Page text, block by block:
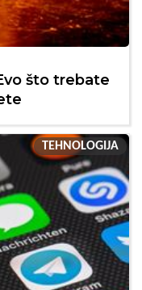
što trebate
TEHNOLOGIJA